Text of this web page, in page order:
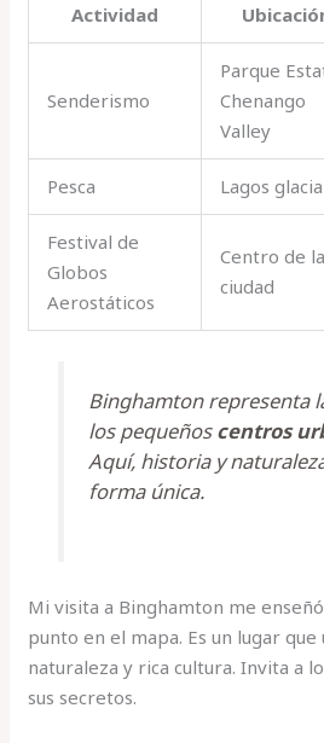
Actividad
Senderismo
Parque
Chenango
Valley
Pesca Lagos
Festival de
Globos
Aerostáticos
Centro de la
ciudad
Binghamton representa
los pequeñoscentros
Aquí, historia y
forma única.
Mi visita a Binghamton me
punto en el mapa. Es un lugar que
naturaleza y rica cultura. Invita a
sus secretos.